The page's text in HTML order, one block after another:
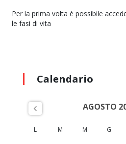
Per la prima volta è possibile
le fasi di vita
Calendario
AGOSTO
L M M G